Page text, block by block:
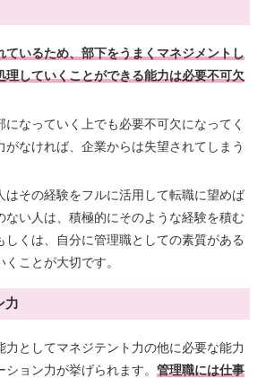
ているため、部下をうまくマネジメントし
理していくことができる能力は必要不可欠
になっていく上でも必要不可欠になってく
がなければ、企業からは失望されてしまう
はその経験をフルに活用して転職に望めば
ない人は、積極的にそのような経験を積む
しくは、自分に管理職としての素質がある
ことが大切です。
力
力としてマネジテント力の他に必要な能力
ョン力が挙げられます。 管理職には仕事